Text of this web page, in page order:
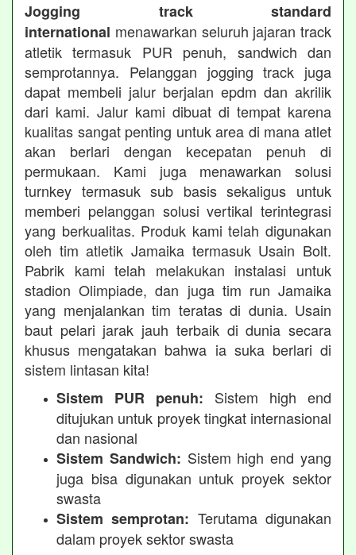
Jogging track standard
international menawarkan seluruh jajaran track
atletik termasuk PUR penuh, sandwich dan
semprotannya. Pelanggan jogging track juga
dapat membeli jalur berjalan epdm dan akrilik
dari kami. Jalur kami dibuat di tempat karena
kualitas sangat penting untuk area di mana atlet
akan berlari dengan kecepatan penuh di
permukaan. Kami juga menawarkan solusi
turnkey termasuk sub basis sekaligus untuk
memberi pelanggan solusi vertikal terintegrasi
yang berkualitas. Produk kami telah digunakan
oleh tim atletik Jamaika termasuk Usain Bolt.
Pabrik kami telah melakukan instalasi untuk
stadion Olimpiade, dan juga tim run Jamaika
yang menjalankan tim teratas di dunia. Usain
baut pelari jarak jauh terbaik di dunia secara
khusus mengatakan bahwa ia suka berlari di
sistem lintasan kita!
Sistem PUR penuh: Sistem high end
ditujukan untuk proyek tingkat internasional
dan nasional
Sistem Sandwich: Sistem high end yang
juga bisa digunakan untuk proyek sektor
swasta
Sistem semprotan: Terutama digunakan
dalam proyek sektor swasta